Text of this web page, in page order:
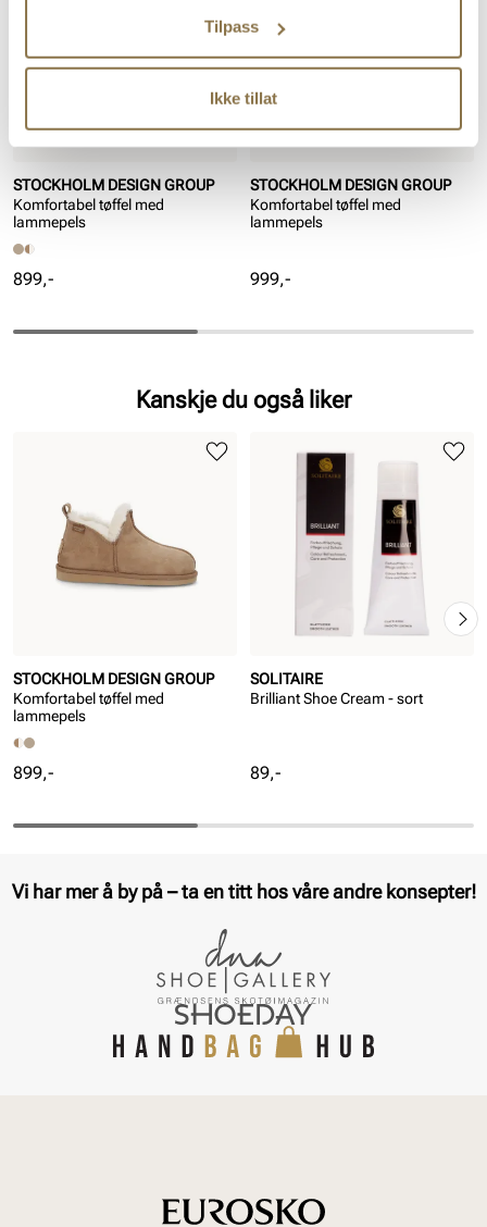
Tilpass
Ikke tillat
STOCKHOLM DESIGN GROUP
Komfortabel tøffel med
lammepels
Pris
899,-
STOCKHOLM DESIGN GROUP
Komfortabel tøffel med
lammepels
Pris
999,-
Kanskje du også liker
STOCKHOLM DESIGN GROUP
Komfortabel tøffel med
lammepels
Pris
899,-
SOLITAIRE
Brilliant Shoe Cream - sort
Pris
89,-
Vi har mer å by på – ta en titt hos våre andre konsepter!